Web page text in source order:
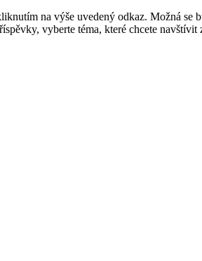
na výše uvedený odkaz. Možná se
vyberte téma, které chcete navštívit